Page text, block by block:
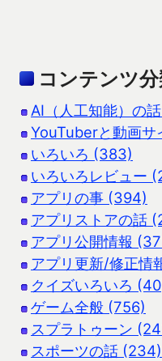
コンテンツ
AI（人工知能）の
YouTuberと動画サ
いろいろ (383)
いろいろレビュー
アプリの事 (394)
アプリストアの話
アプリ公開情報
アプリ更新/修正情
クイズいろいろ
ゲーム全般 (756)
スプラトゥーン
スポーツの話 (234)